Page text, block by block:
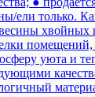
ели только.
хвойных
помещений,
уюта и